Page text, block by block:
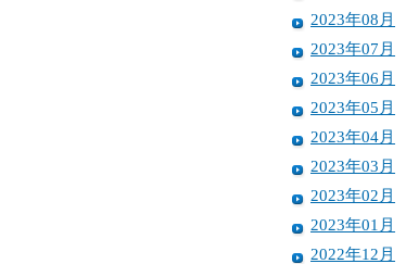
2023年08月
2023年07月
2023年06月
2023年05月
2023年04月
2023年03月
2023年02月
2023年01月
2022年12月